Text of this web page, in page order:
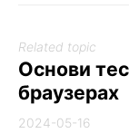
Related topic
Основи
браузерах
2024-05-16